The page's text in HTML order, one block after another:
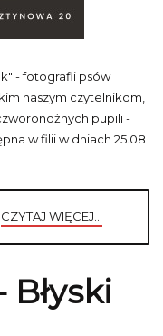
- fotografii psów
naszym czytelnikom,
pupili -
w filii w dniach 25.08
CZYTAJ WIĘCEJ...